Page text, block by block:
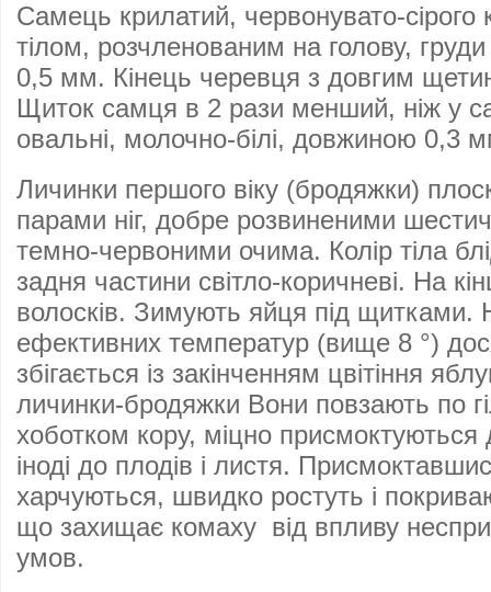
Самець крилатий, червонувато-
тілом, розчленованим на голову,
0,5 мм. Кінець черевця з довгим
Щиток самця в 2 рази менший, ніж у
овальні, молочно-білі, довжиною
Личинки першого віку (бродяжки)
парами ніг, добре розвиненими
темно-червоними очима. Колір тіла
задня частини світло-коричневі. На
волосків. Зимують яйця під щитками.
ефективних температур (вище 8 °)
збігається із закінченням цвітіння
личинки-бродяжки Вони повзають по
хоботком кору, міцно присмоктуються
іноді до плодів і листя.
харчуються, швидко ростуть і
що захищає комаху від впливу
умов.